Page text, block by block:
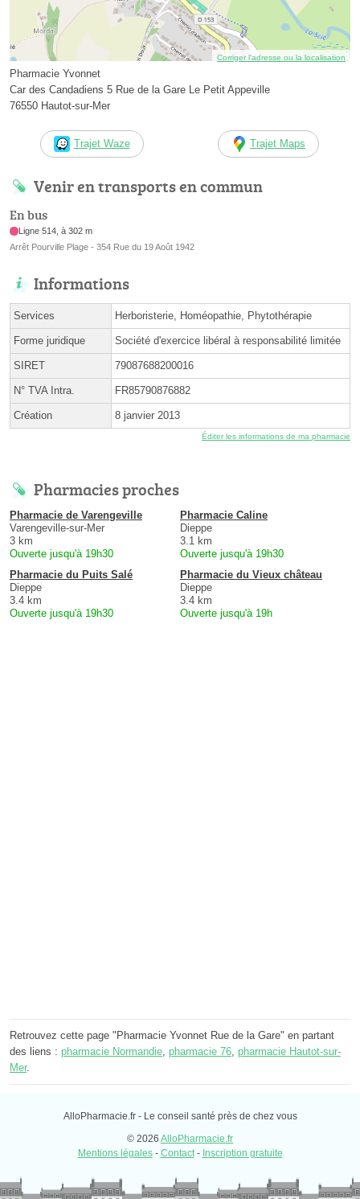
Corriger l’adresse ou la localisation
Pharmacie Yvonnet
Car des Candadiens 5 Rue de la Gare Le Petit Appeville
76550 Hautot-sur-Mer
Trajet Waze Trajet Maps
Venir en transports en commun
En bus
Ligne 514, à 302 m
Arrêt Pourville Plage - 354 Rue du 19 Août 1942
Informations
Services Herboristerie, Homéopathie, Phytothérapie
Forme juridique Société d'exercice libéral à responsabilité limitée
SIRET 79087688200016
N° TVA Intra. FR85790876882
Création 8 janvier 2013
Éditer les informations de ma pharmacie
Pharmacies proches
Pharmacie de Varengeville
Varengeville-sur-Mer
3 km
Ouverte jusqu'à 19h30
Pharmacie Caline
Dieppe
3.1 km
Ouverte jusqu'à 19h30
Pharmacie du Puits Salé
Dieppe
3.4 km
Ouverte jusqu'à 19h30
Pharmacie du Vieux château
Dieppe
3.4 km
Ouverte jusqu'à 19h
Retrouvez cette page "Pharmacie Yvonnet Rue de la Gare" en partant
des liens : pharmacie Normandie, pharmacie 76, pharmacie Hautot-sur-
Mer.
AlloPharmacie.fr - Le conseil santé près de chez vous
© 2026 AlloPharmacie.fr
Mentions légales- Contact- Inscription gratuite